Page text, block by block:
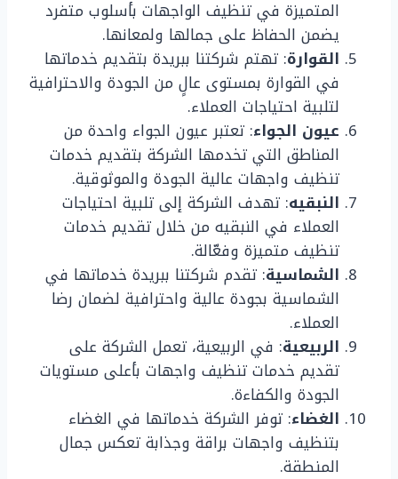
المتميزة في تنظيف الواجهات بأسلوب متفرد
يضمن الحفاظ على جمالها ولمعانها.
القوارة: تهتم شركتنا ببريدة بتقديم خدماتها
في القوارة بمستوى عالٍ من الجودة والاحترافية
لتلبية احتياجات العملاء.
عيون الجواء: تعتبر عيون الجواء واحدة من
المناطق التي تخدمها الشركة بتقديم خدمات
تنظيف واجهات عالية الجودة والموثوقية.
النبقيه: تهدف الشركة إلى تلبية احتياجات
العملاء في النبقيه من خلال تقديم خدمات
تنظيف متميزة وفعّالة.
الشماسية: تقدم شركتنا ببريدة خدماتها في
الشماسية بجودة عالية واحترافية لضمان رضا
العملاء.
الربيعية: في الربيعية، تعمل الشركة على
تقديم خدمات تنظيف واجهات بأعلى مستويات
الجودة والكفاءة.
الغضاء: توفر الشركة خدماتها في الغضاء
بتنظيف واجهات براقة وجذابة تعكس جمال
المنطقة.